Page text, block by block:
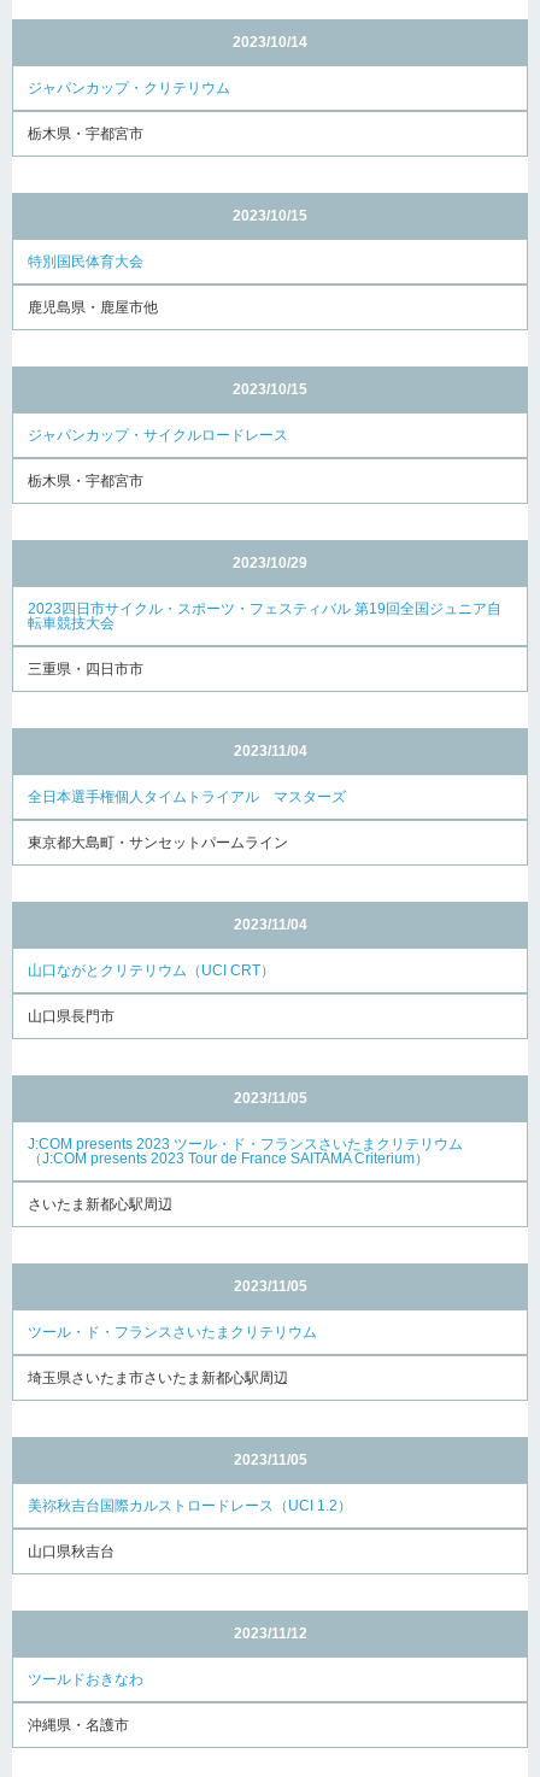
2023/10/14
ジャパンカップ・クリテリウム
栃木県・宇都宮市
2023/10/15
特別国民体育大会
鹿児島県・鹿屋市他
2023/10/15
ジャパンカップ・サイクルロードレース
栃木県・宇都宮市
2023/10/29
2023四日市サイクル・スポーツ・フェスティバル 第19回全国ジュニア自
転車競技大会
三重県・四日市市
2023/11/04
全日本選手権個人タイムトライアル マスターズ
東京都大島町・サンセットパームライン
2023/11/04
山口ながとクリテリウム（UCI CRT）
山口県長門市
2023/11/05
J:COM presents 2023 ツール・ド・フランスさいたまクリテリウム
（J:COM presents 2023 Tour de France SAITAMA Criterium）
さいたま新都心駅周辺
2023/11/05
ツール・ド・フランスさいたまクリテリウム
埼玉県さいたま市さいたま新都心駅周辺
2023/11/05
美祢秋吉台国際カルストロードレース（UCI 1.2）
山口県秋吉台
2023/11/12
ツールドおきなわ
沖縄県・名護市